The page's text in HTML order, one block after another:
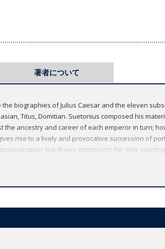
著者について
biographies of Julius Caesar and the eleven
Titus, Domitian. Suetonius composed his
the ancestry and career of each emperor in turn;
rise to a lively and provocative succession of
but draws attention to his dark
for biography throughout western literature - his